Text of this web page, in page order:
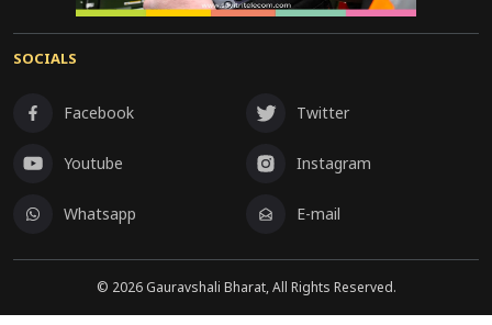
SOCIALS
Facebook Twitter
Youtube Instagram
Whatsapp E-mail
© 2026Gauravshali Bharat, All Rights Reserved.